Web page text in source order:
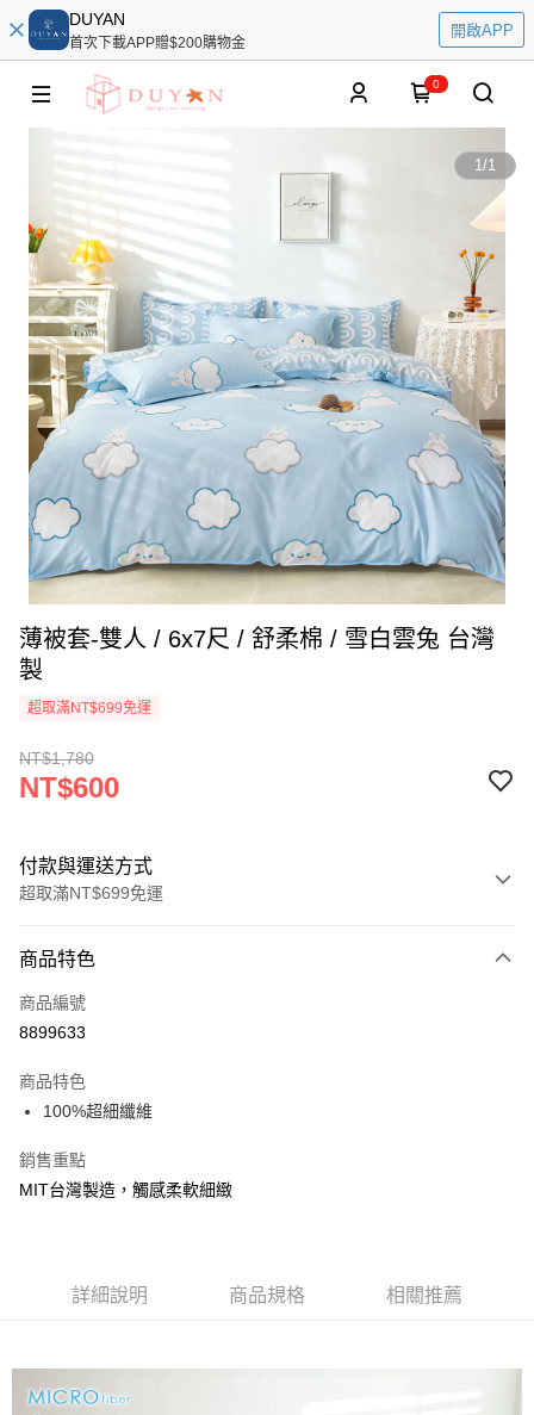
DUYAN
首次下載APP贈$200購物金
開啟APP
0
1/1
薄被套-雙人 / 6x7尺 / 舒柔棉 / 雪白雲兔 台灣
製
超取滿NT$699免運
NT$1,780
NT$600
付款與運送方式
超取滿NT$699免運
信用卡一次付款
信用卡分期付款
合作金庫商業銀行
華南商業銀行
國泰世華商業銀行
臺灣中小企業銀行
玉山商業銀行
星展（台灣）商業銀行
超商取貨付款
Apple Pay
大哥付你分期
相關說明
商品特色
商品編號
8899633
商品特色
100%超細纖維
銷售重點
MIT台灣製造，觸感柔軟細緻
詳細說明 商品規格 相關推薦